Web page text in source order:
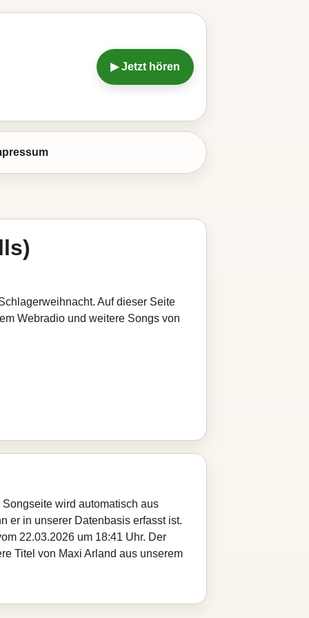
▶ Jetzt hören
Auf dieser Seite
Webradio und weitere Songs von
wird automatisch aus
er in unserer Datenbasis erfasst ist.
22.03.2026 um 18:41 Uhr. Der
Titel von Maxi Arland aus unserem